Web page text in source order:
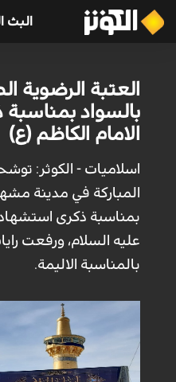
البث
العتبة الرضوية
بالسواد
الامام الكاظم (ع)
اسلاميات - الكوثر:
المباركة في مدينة
بمناسبة ذكرى
عليه السلام، ورفعت
بالمناسبة الاليمة.